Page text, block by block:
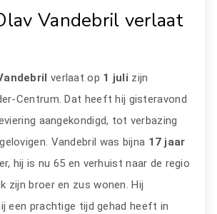
Vandebril verlaat
verlaat op 1 juli zijn
Centrum. Dat heeft hij gisteravond
aangekondigd, tot verbazing
Vandebril was bijna 17 jaar
hij is nu 65 en verhuist naar de regio
zijn broer en zus wonen. Hij
een prachtige tijd gehad heeft in